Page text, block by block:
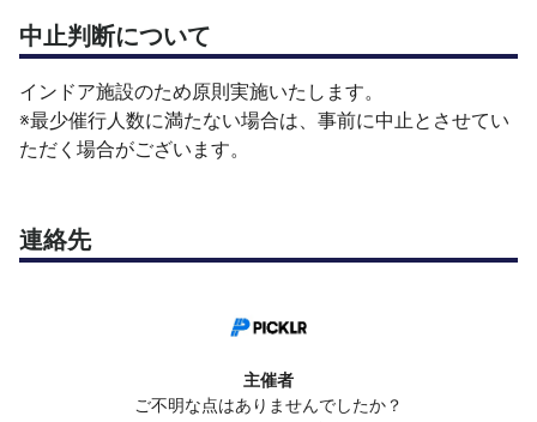
https://makuhari.picklr.jp/programs/makuhari-open-play
満席の場合や今後のプログラム確認には、Picklrアプリも
ご利用ください。
Picklrアプリ・コート予約はこちら：
https://www.picklr.jp/get-app?location=makuhari
わせください。
※お支払いは現地にてクレジットカード決済のみ（現金不
中止判断について
インドア施設のため原則実施いたします。
※最少催行人数に満たない場合は、事前に中止とさせてい
ただく場合がございます。
連絡先
主催者
ご不明な点はありませんでしたか？